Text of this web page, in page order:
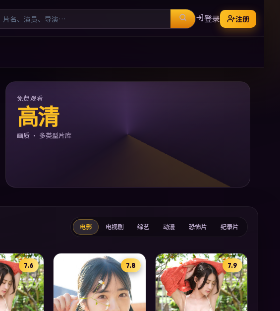
登录 注册
免费观看
高清
画质 · 多类型片库
电影 电视剧 综艺 动漫 恐怖片 纪录片
7.6 7.8 7.9